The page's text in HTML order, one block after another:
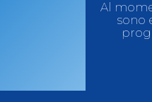
Al
sono